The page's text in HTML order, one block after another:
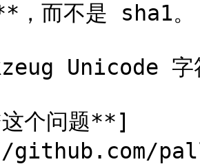
，而不是 sha1。
Unicode 字
个问题**]